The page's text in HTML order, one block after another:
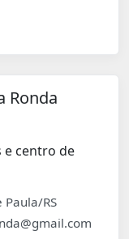
Ronda
e centro de
Paula/RS